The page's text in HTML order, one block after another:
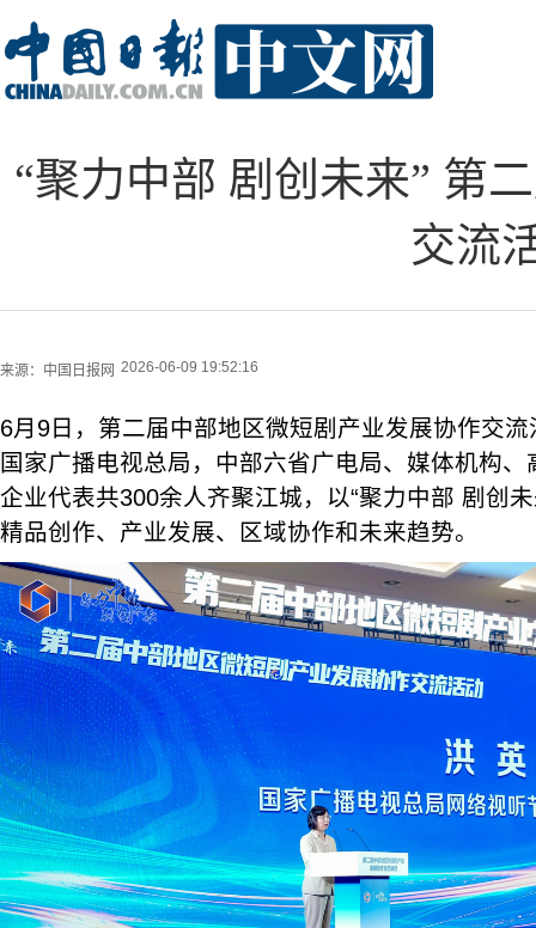
“聚力中部 剧创未来” 第
交流
来源： 中国日报网 2026-06-09 19:52:16
6月9日，第二届中部地区微短剧产业发展协作交
国家广播电视总局，中部六省广电局、媒体机构
企业代表共300余人齐聚江城，以“聚力中部 剧创
精品创作、产业发展、区域协作和未来趋势。